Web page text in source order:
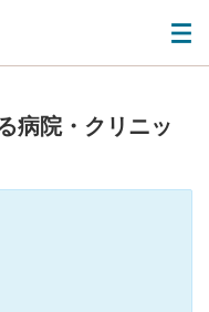
病院・クリニッ